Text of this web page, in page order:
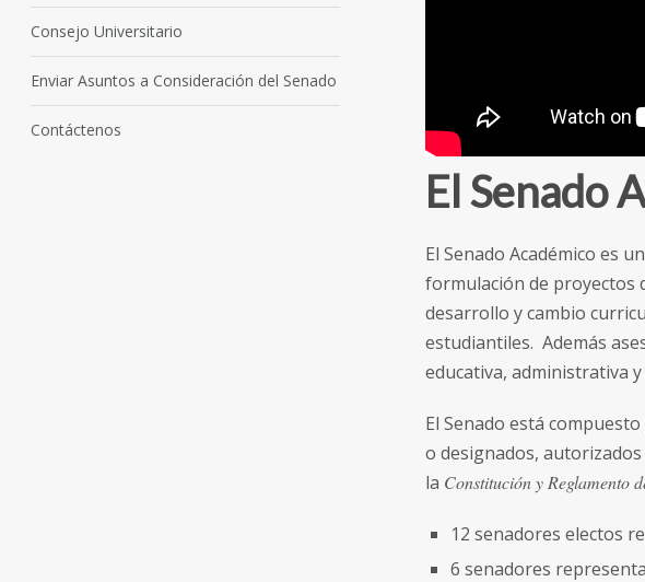
El Senado
El Senado Académico es
formulación de proyectos
desarrollo y cambio
estudiantiles. Además
educativa, administrativa
El Senado está
o designados,
la Constitución y Reglamento
12 senadores electos
6 senadores
Consejo Universitario
Enviar Asuntos a Consideración del Senado
Contáctenos